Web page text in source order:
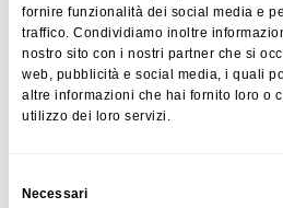
fornire funzionalità dei social media e
traffico. Condividiamo inoltre
nostro sito con i nostri partner che si
web, pubblicità e social media, i quali
altre informazioni che hai fornito loro o
utilizzo dei loro servizi.
Necessari
Ähnliche Produkte
Ausstecher
Nur für Wiederverkäufer